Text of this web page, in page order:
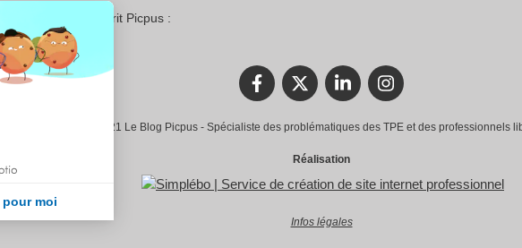
et découvrez l’esprit Picpus :
©2021 Le Blog Picpus - Spécialiste des problématiques des TPE et des professionnels
Réalisation
Infos légales
pour moi
de confidentialité, en garantissant la conformité avec les réglementations. Personnalisez vos préférences pour contrôler